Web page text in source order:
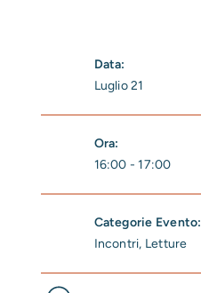
Data:
Luglio 21
Ora:
16:00 - 17:00
Categorie Evento:
Incontri, Letture